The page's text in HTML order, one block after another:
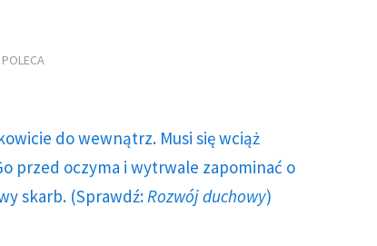
do wewnątrz. Musi się wciąż
przed oczyma i wytrwale zapominać o
skarb. (Sprawdź: Rozwój duchowy)